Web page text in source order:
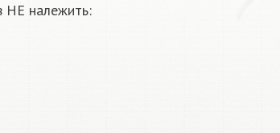
НЕ належить: